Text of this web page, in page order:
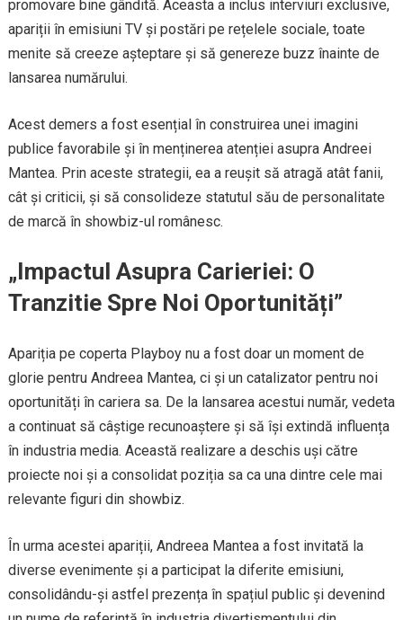
promovare bine gândită. Aceasta a inclus interviuri exclusive,
apariții în emisiuni TV și postări pe rețelele sociale, toate
menite să creeze așteptare și să genereze buzz înainte de
lansarea numărului.
Acest demers a fost esențial în construirea unei imagini
publice favorabile și în menținerea atenției asupra Andreei
Mantea. Prin aceste strategii, ea a reușit să atragă atât fanii,
cât și criticii, și să consolideze statutul său de personalitate
de marcă în showbiz-ul românesc.
„Impactul Asupra Carieriei: O
Tranzitie Spre Noi Oportunități”
Apariția pe coperta Playboy nu a fost doar un moment de
glorie pentru Andreea Mantea, ci și un catalizator pentru noi
oportunități în cariera sa. De la lansarea acestui număr, vedeta
a continuat să câștige recunoaștere și să își extindă influența
în industria media. Această realizare a deschis uși către
proiecte noi și a consolidat poziția sa ca una dintre cele mai
relevante figuri din showbiz.
În urma acestei apariții, Andreea Mantea a fost invitată la
diverse evenimente și a participat la diferite emisiuni,
consolidându-și astfel prezența în spațiul public și devenind